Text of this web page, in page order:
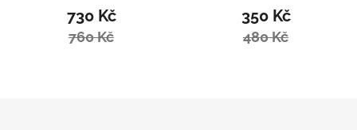
730 Kč
760 Kč
350 Kč
480 Kč